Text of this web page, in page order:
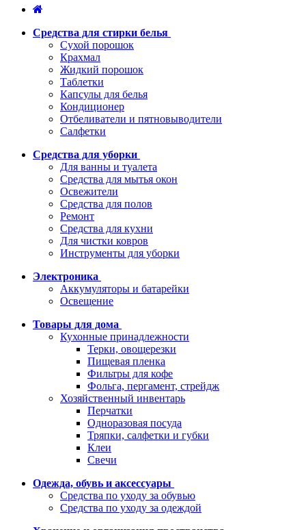
Средства для стирки белья
Сухой порошок
Крахмал
Жидкий порошок
Таблетки
Капсулы для белья
Кондиционер
Отбеливатели и пятновыводители
Салфетки
Средства для уборки
Для ванны и туалета
Средства для мытья окон
Освежители
Средства для полов
Ремонт
Средства для кухни
Для чистки ковров
Инструменты для уборки
Электроника
Аккумуляторы и батарейки
Освещение
Товары для дома
Кухонные принадлежности
Терки, овощерезки
Пищевая пленка
Фильтры для кофе
Фольга, пергамент, стрейдж
Хозяйственный инвентарь
Перчатки
Одноразовая посуда
Тряпки, салфетки и губки
Клеи
Свечи
Одежда, обувь и аксессуары
Средства по уходу за обувью
Средства по уходу за одеждой